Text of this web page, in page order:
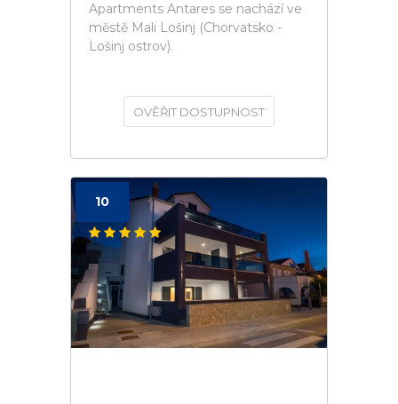
Apartments Antares se nachází ve
městě Mali Lošinj (Chorvatsko -
Lošinj ostrov).
OVĚŘIT DOSTUPNOST
10